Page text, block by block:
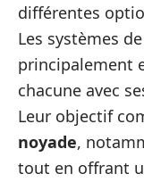
différentes
Les systèmes
principalement
chacune avec
Leur objectif
noyade,
tout en offrant